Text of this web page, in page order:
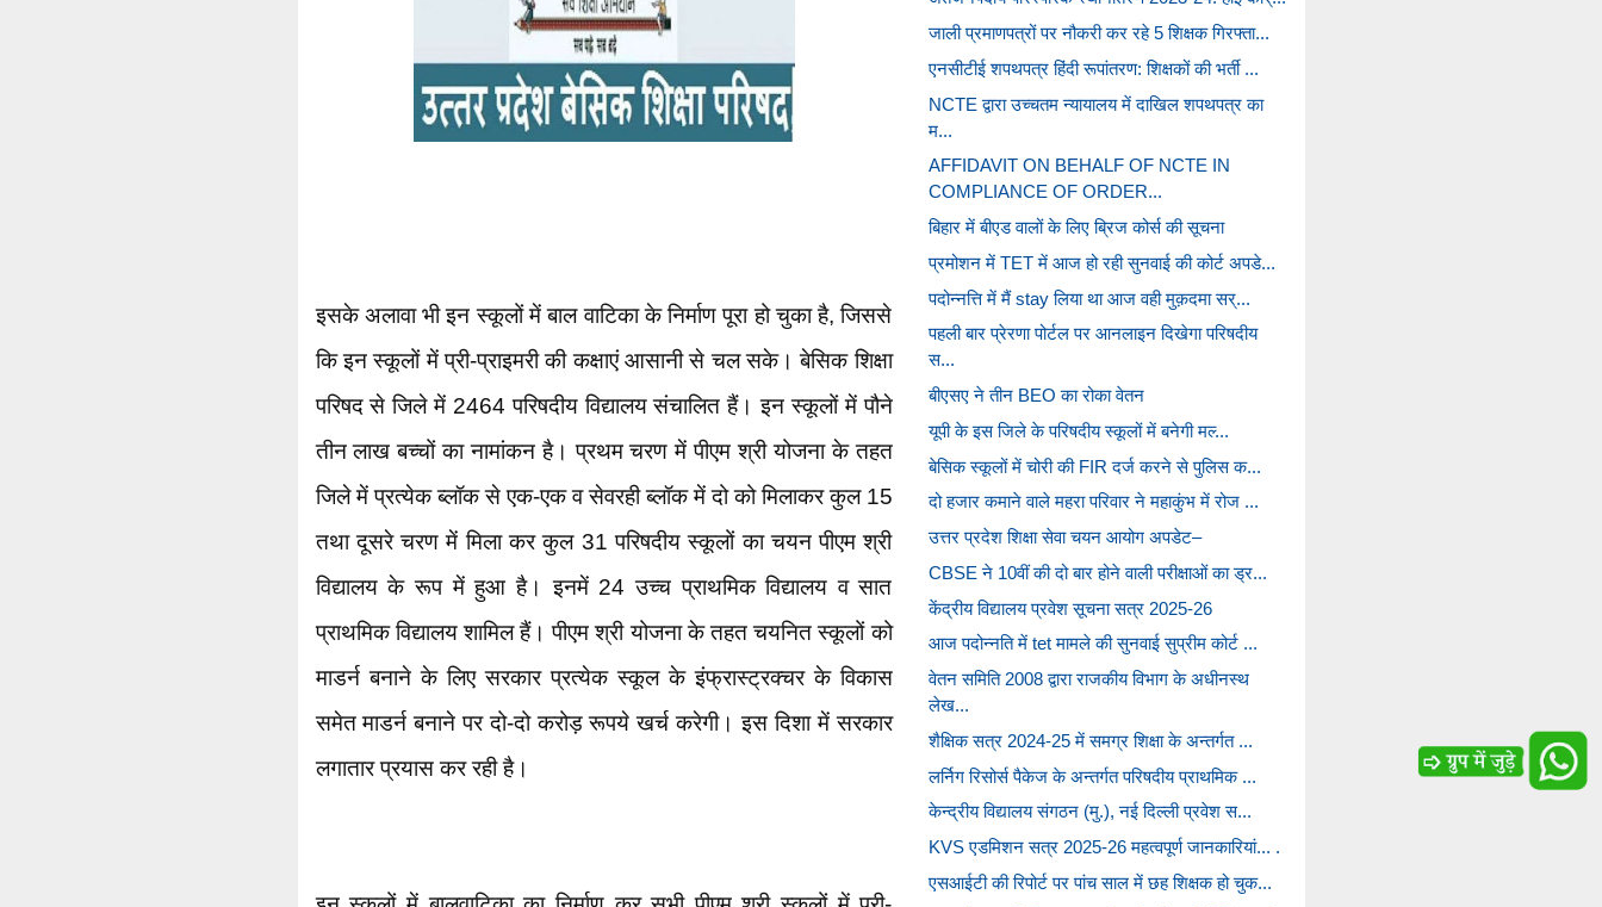
इसके अलावा भी इन स्कूलों में बाल वाटिका के निर्माण पूरा हो चुका है, जिससे
कि इन स्कूलों में प्री-प्राइमरी की कक्षाएं आसानी से चल सके। बेसिक शिक्षा
परिषद से जिले में 2464 परिषदीय विद्यालय संचालित हैं। इन स्कूलों में पौने
तीन लाख बच्चों का नामांकन है। प्रथम चरण में पीएम श्री योजना के तहत
जिले में प्रत्येक ब्लॉक से एक-एक व सेवरही ब्लॉक में दो को मिलाकर कुल 15
तथा दूसरे चरण में मिला कर कुल 31 परिषदीय स्कूलों का चयन पीएम श्री
विद्यालय के रूप में हुआ है। इनमें 24 उच्च प्राथमिक विद्यालय व सात
प्राथमिक विद्यालय शामिल हैं। पीएम श्री योजना के तहत चयनित स्कूलों को
माडर्न बनाने के लिए सरकार प्रत्येक स्कूल के इंफ्रास्ट्रक्चर के विकास
समेत माडर्न बनाने पर दो-दो करोड़ रूपये खर्च करेगी। इस दिशा में सरकार
लगातार प्रयास कर रही है।
जाली प्रमाणपत्रों पर नौकरी कर रहे 5 शिक्षक गिरफ्ता...
एनसीटीई शपथपत्र हिंदी रूपांतरण: शिक्षकों की भर्ती ...
NCTE द्वारा उच्चतम न्यायालय में दाखिल शपथपत्र का
म...
AFFIDAVIT ON BEHALF OF NCTE IN
COMPLIANCE OF ORDER...
बिहार में बीएड वालों के लिए ब्रिज कोर्स की सूचना
प्रमोशन में TET में आज हो रही सुनवाई की कोर्ट अपडे...
पदोन्नत्ति में मैं stay लिया था आज वही मुक़दमा सर्...
पहली बार प्रेरणा पोर्टल पर आनलाइन दिखेगा परिषदीय
स...
बीएसए ने तीन BEO का रोका वेतन
यूपी के इस जिले के परिषदीय स्‍कूलों में बनेगी मल्‍...
बेसिक स्कूलों में चोरी की FIR दर्ज करने से पुलिस क...
दो हजार कमाने वाले महरा परिवार ने महाकुंभ में रोज ...
उत्तर प्रदेश शिक्षा सेवा चयन आयोग अपडेट–
CBSE ने 10वीं की दो बार होने वाली परीक्षाओं का ड्र...
केंद्रीय विद्यालय प्रवेश सूचना सत्र 2025-26
आज पदोन्नति में tet मामले की सुनवाई सुप्रीम कोर्ट ...
वेतन समिति 2008 द्वारा राजकीय विभाग के अधीनस्थ
लेख...
शैक्षिक सत्र 2024-25 में समग्र शिक्षा के अन्तर्गत ...
लर्निग रिसोर्स पैकेज के अन्तर्गत परिषदीय प्राथमिक ...
केन्द्रीय विद्यालय संगठन (मु.), नई दिल्ली प्रवेश स...
KVS एडमिशन सत्र 2025-26 महत्वपूर्ण जानकारियां... .
एसआईटी की रिपोर्ट पर पांच साल में छह शिक्षक हो चुक...